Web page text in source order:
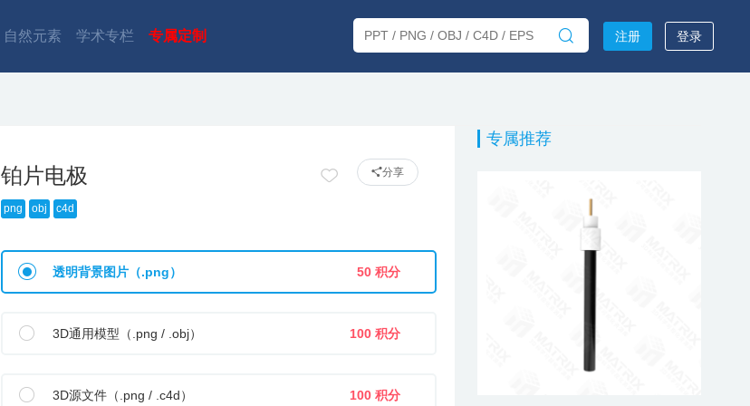
自然元素 学术专栏 专属定制 注册 登录
铂片电极 分享
png obj c4d
透明背景图片（.png） 50 积分
3D通用模型（.png / .obj） 100 积分
3D源文件（.png / .c4d） 100 积分
专属推荐